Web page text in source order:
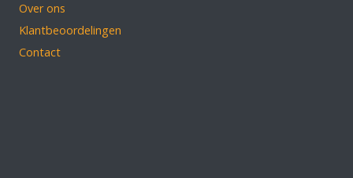
Over ons
Klantbeoordelingen
Contact